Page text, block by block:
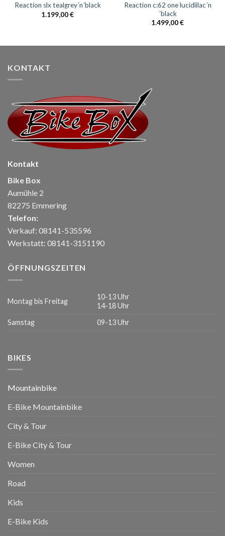
Reaction slx tealgrey´n´black
1.199,00€
Reaction c:62 one lucidlilac´n
´black
1.499,00€
KONTAKT
Kontakt
Bike Box
Aumühle 2
82275 Emmering
Telefon:
Verkauf: 08141-535596
Werkstatt: 08141-3151190
ÖFFNUNGSZEITEN
Montag bis Freitag
10-13 Uhr
14-18 Uhr
Samstag
09-13 Uhr
BIKES
Mountainbike
E-Bike Mountainbike
City & Tour
E-Bike City & Tour
Women
Road
Kids
E-Bike Kids